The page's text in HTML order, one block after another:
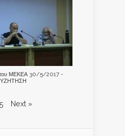
ΜΕΚΕΑ 30/5/2017 -
5 Next »